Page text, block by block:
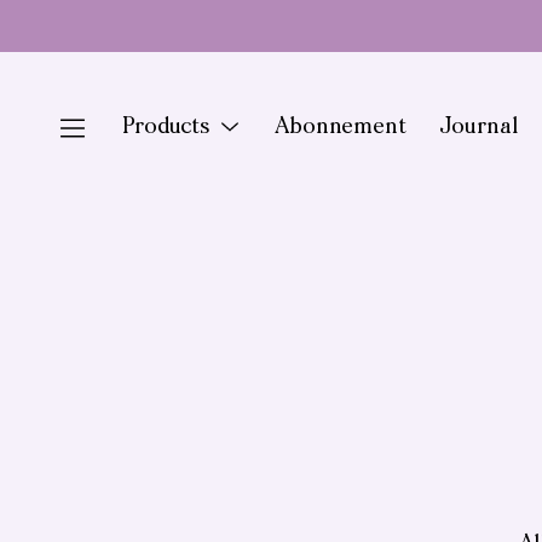
naar
Products Menu
Abonnement Journal